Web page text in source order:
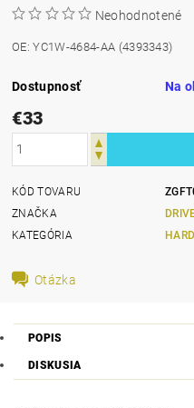
Neohodnotené
OE: YC1W-4684-AA (4393343)
Dostupnosť Na
€33
KÓD TOVARU
ZNAČKA
KATEGÓRIA
Otázka
POPIS
DISKUSIA